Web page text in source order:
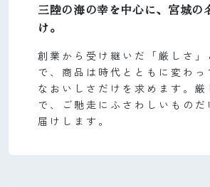
三陸の海の幸を中心に、宮城の
け。
創業から受け継いだ「厳しさ」
で、商品は時代とともに変わっ
なおいしさだけを求めます。厳
で、ご馳走にふさわしいものだ
届けします。